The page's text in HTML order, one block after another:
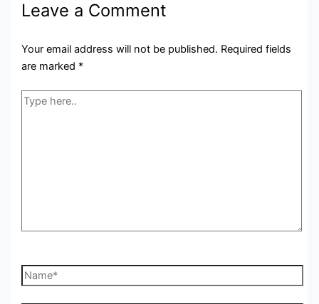
Leave a Comment
Your email address will not be published. Required fields
are marked *
Type
Name*